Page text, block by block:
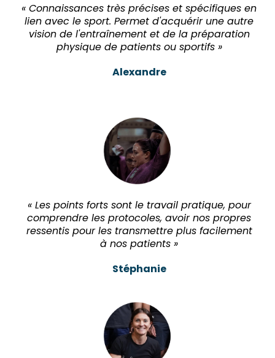
« Connaissances très précises et spécifiques en
lien avec le sport. Permet d'acquérir une autre
vision de l'entraînement et de la préparation
physique de patients ou sportifs »
Alexandre
« Les points forts sont le travail pratique, pour
comprendre les protocoles, avoir nos propres
ressentis pour les transmettre plus facilement
à nos patients »
Stéphanie